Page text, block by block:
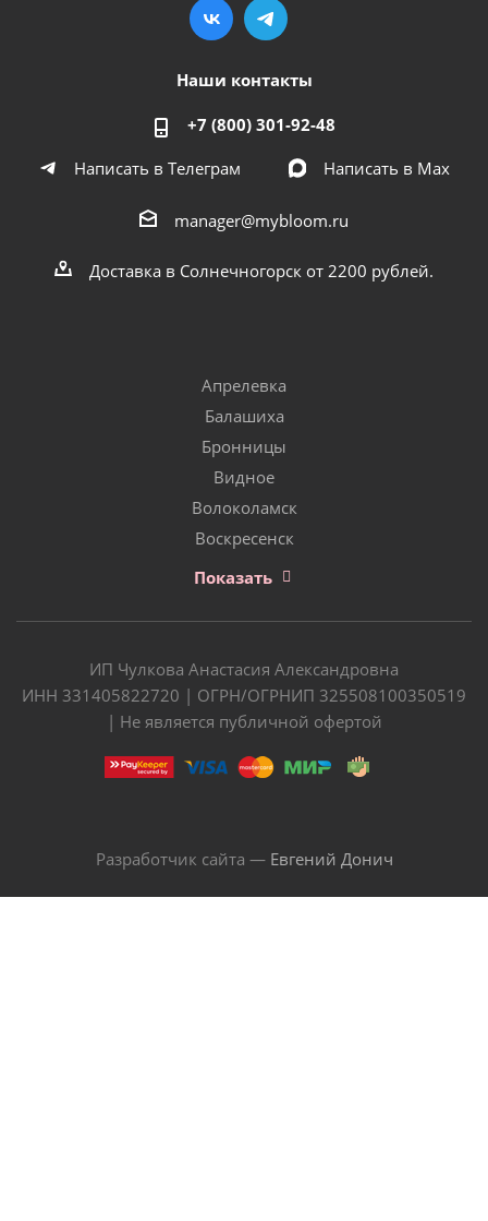
Наши контакты
+7 (800) 301-92-48
Написать в Телеграм
Написать в Мах
manager@mybloom.ru
Доставка в Солнечногорск от 2200 рублей.
Апрелевка
Балашиха
Бронницы
Видное
Волоколамск
Воскресенск
Показать
ИП Чулкова Анастасия Александровна
ИНН 331405822720 | ОГРН/ОГРНИП 325508100350519
| Не является публичной офертой
Разработчик сайта — Евгений Донич